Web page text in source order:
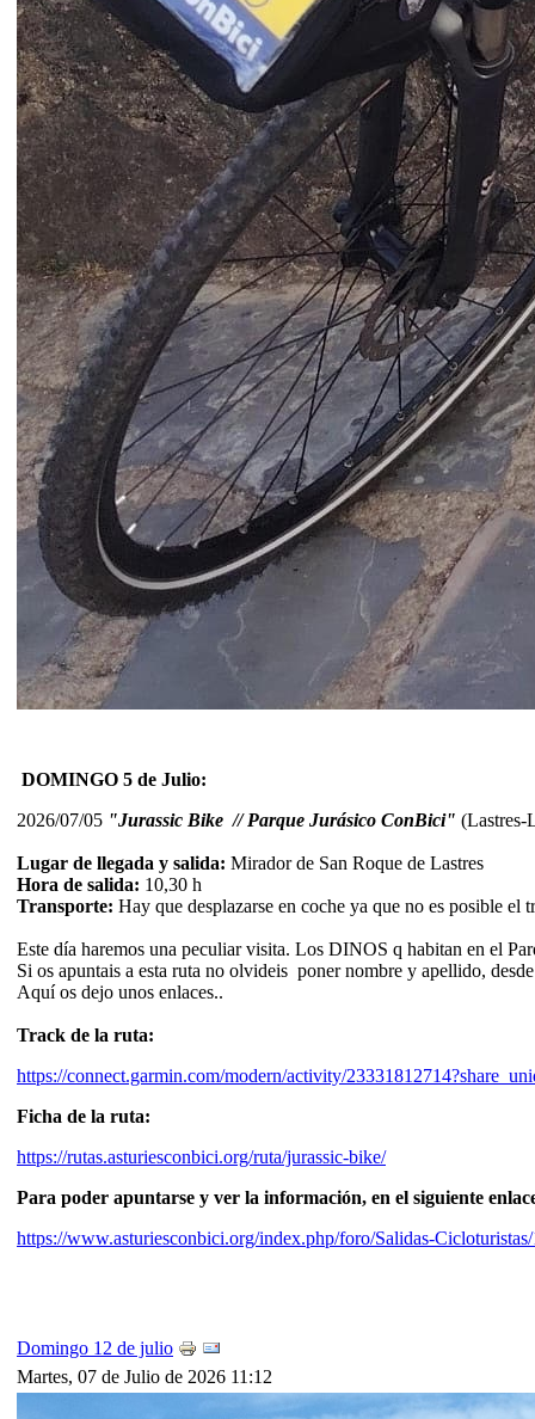
DOMINGO 5 de Julio:
2026/07/05 "Jurassic Bike // Parque Jurásico ConBici" (Lastres-
Lugar de llegada y salida: Mirador de San Roque de Lastres
Hora de salida: 10,30 h
Transporte: Hay que desplazarse en coche ya que no es posible
Este día haremos una peculiar visita. Los DINOS q habitan en el
Si os apuntais a esta ruta no olvideis poner nombre y apellido,
Aquí os dejo unos enlaces..
Track de la ruta:
https://connect.garmin.com/modern/activity/
Ficha de la ruta:
https://rutas.asturiesconbici.org/ruta/jurassic-bike/
Para poder apuntarse y ver la información, en el siguiente
https://www.asturiesconbici.org/index.php/foro/Salidas-
Domingo 12 de julio
Martes, 07 de Julio de 2026 11:12